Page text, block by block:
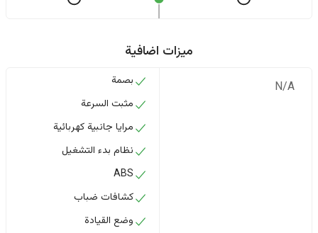
ميزات اضافية
N/A
بصمة
مثبت السرعة
مرايا جانبية كهربائية
نظام بدء التشغيل
ABS
كشافات ضباب
وضع القيادة